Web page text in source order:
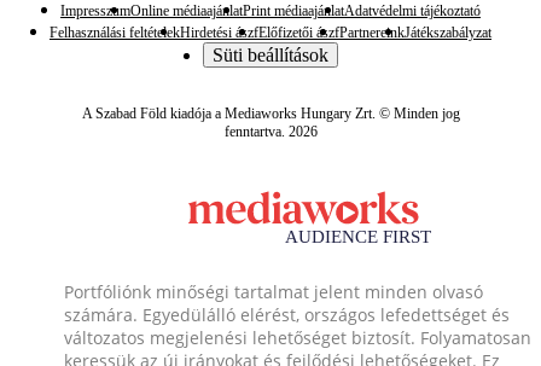
ImpresszumOnline médiaajánlatPrint médiaajánlatAdatvédelmi tájékoztató
Felhasználási feltételekHirdetési ászfElőfizetői ászfPartnereinkJátékszabályzat
Süti beállítások
A Szabad Föld kiadója a Mediaworks Hungary Zrt. © Minden jog
fenntartva. 2026
Portfóliónk minőségi tartalmat jelent minden olvasó
számára. Egyedülálló elérést, országos lefedettséget és
változatos megjelenési lehetőséget biztosít. Folyamatosan
keressük az új irányokat és fejlődési lehetőségeket. Ez